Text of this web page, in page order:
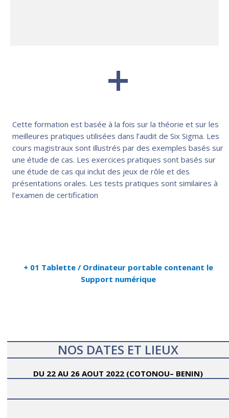
+
Cette formation est basée à la fois sur la théorie et sur les
meilleures pratiques utilisées dans l’audit de Six Sigma. Les
cours magistraux sont illustrés par des exemples basés sur
une étude de cas. Les exercices pratiques sont basés sur
une étude de cas qui inclut des jeux de rôle et des
présentations orales. Les tests pratiques sont similaires à
l’examen de certification
+ 01 Tablette / Ordinateur portable contenant le
Support numérique
NOS DATES ET LIEUX
DU 22 AU 26 AOUT 2022 (COTONOU– BENIN)